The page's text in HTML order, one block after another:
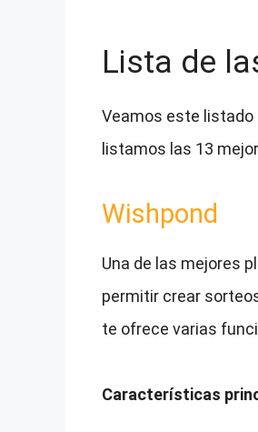
Lista de
Veamos este listado
listamos las 13
Wishpond
Una de las mejores
permitir crear
te ofrece varias
Características